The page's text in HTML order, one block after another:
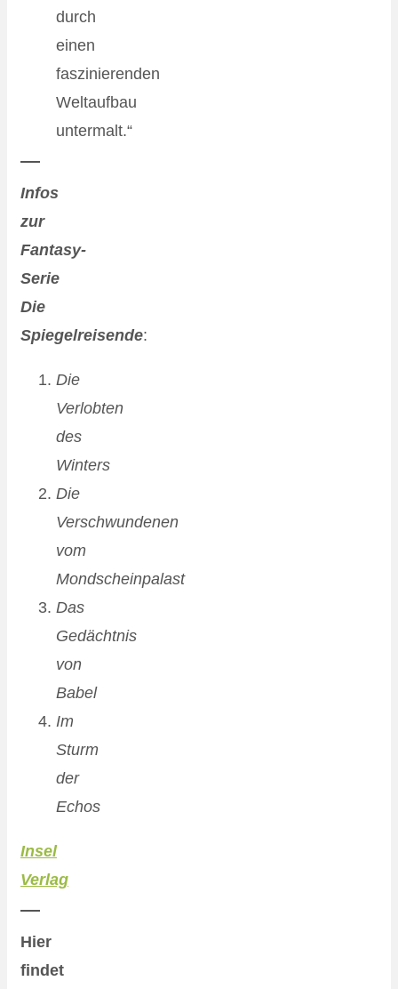
durch
einen
faszinierenden
Weltaufbau
untermalt.“
Infos
zur
Fantasy-
Serie
Die
Spiegelreisende:
Die
Verlobten
des
Winters
Die
Verschwundenen
vom
Mondscheinpalast
Das
Gedächtnis
von
Babel
Im
Sturm
der
Echos
Insel
Verlag
Hier
findet